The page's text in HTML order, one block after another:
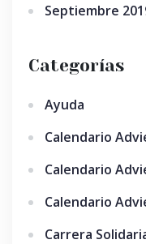
Septiembre
Categorías
Ayuda
Calendario
Calendario
Calendario
Carrera